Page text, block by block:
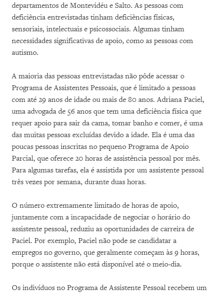
departamentos de Montevidéu e Salto. As pessoas com
deficiência entrevistadas tinham deficiências físicas,
sensoriais, intelectuais e psicossociais. Algumas tinham
necessidades significativas de apoio, como as pessoas com
autismo.
A maioria das pessoas entrevistadas não pôde acessar o
Programa de Assistentes Pessoais, que é limitado a pessoas
com até 29 anos de idade ou mais de 80 anos. Adriana Paciel,
uma advogada de 56 anos que tem uma deficiência física que
requer apoio para sair da cama, tomar banho e comer, é uma
das muitas pessoas excluídas devido a idade. Ela é uma das
poucas pessoas inscritas no pequeno Programa de Apoio
Parcial, que oferece 20 horas de assistência pessoal por mês.
Para algumas tarefas, ela é assistida por um assistente pessoal
três vezes por semana, durante duas horas.
O número extremamente limitado de horas de apoio,
juntamente com a incapacidade de negociar o horário do
assistente pessoal, reduziu as oportunidades de carreira de
Paciel. Por exemplo, Paciel não pode se candidatar a
empregos no governo, que geralmente começam às 9 horas,
porque o assistente não está disponível até o meio-dia.
Os indivíduos no Programa de Assistente Pessoal recebem um